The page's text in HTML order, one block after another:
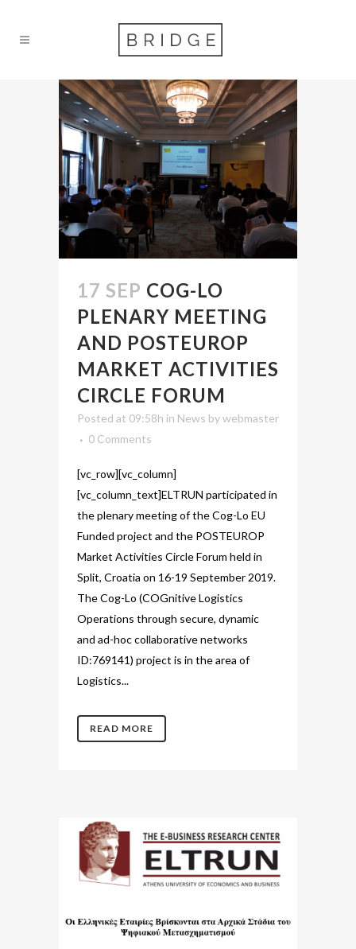
17 SEP COG-LO
PLENARY MEETING
AND POSTEUROP
MARKET ACTIVITIES
CIRCLE FORUM
Posted at 09:58h in News bywebmaster
0 Comments
[vc_row][vc_column]
[vc_column_text]ELTRUN participated in
the plenary meeting of the Cog-Lo EU
Funded project and the POSTEUROP
Market Activities Circle Forum held in
Split, Croatia on 16-19 September 2019.
The Cog-Lo (COGnitive Logistics
Operations through secure, dynamic
and ad-hoc collaborative networks
ID:769141) project is in the area of
Logistics...
READ MORE